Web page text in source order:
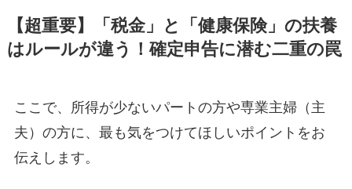
【超重要】「税金」と「健康保険」の扶養
はルールが違う！確定申告に潜む二重の罠
ここで、所得が少ないパートの方や専業主婦（主
夫）の方に、最も気をつけてほしいポイントをお
伝えします。